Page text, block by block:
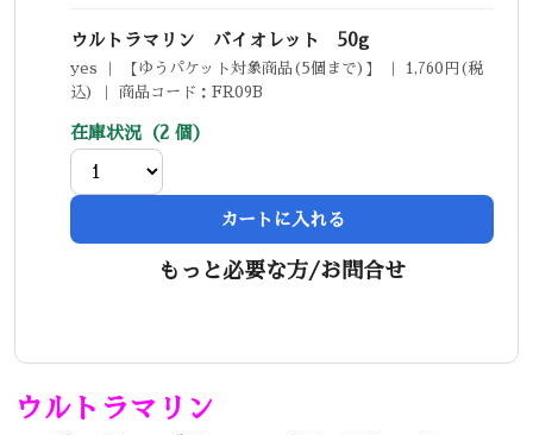
ウルトラマリン バイオレット 50g
yes ｜ 【ゆうパケット対象商品(5個まで)】 ｜ 1,760円(税
込) ｜ 商品コード：FR09B
在庫状況（2 個）
カートに入れる
もっと必要な方/お問合せ
ウルトラマリン